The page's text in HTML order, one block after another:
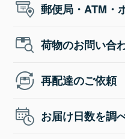
郵便局・ATM・
荷物のお問い合
再配達のご依頼
お届け日数を調